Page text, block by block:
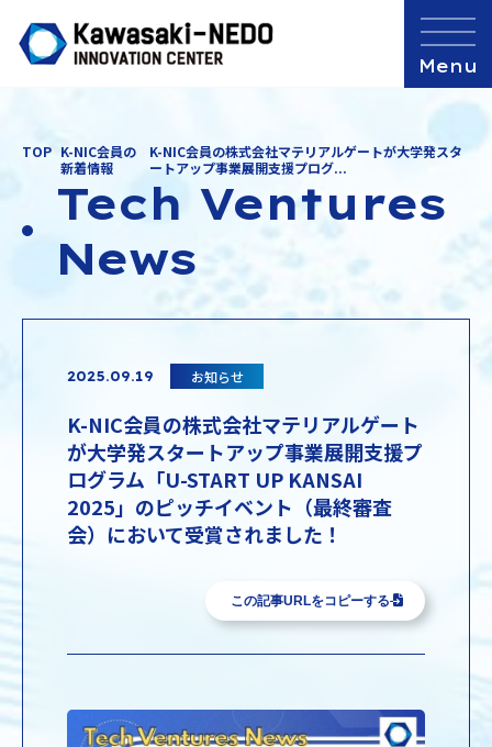
TOP K-NIC会員の
新着情報
K-NIC会員の株式会社マテリアルゲートが大学発スタ
ートアップ事業展開支援プログ...
Tech Ventures
News
2025.09.19 お知らせ
K-NIC会員の株式会社マテリアルゲート
が大学発スタートアップ事業展開支援プ
ログラム「U-START UP KANSAI
2025」のピッチイベント（最終審査
会）において受賞されました！
この記事URLをコピーする